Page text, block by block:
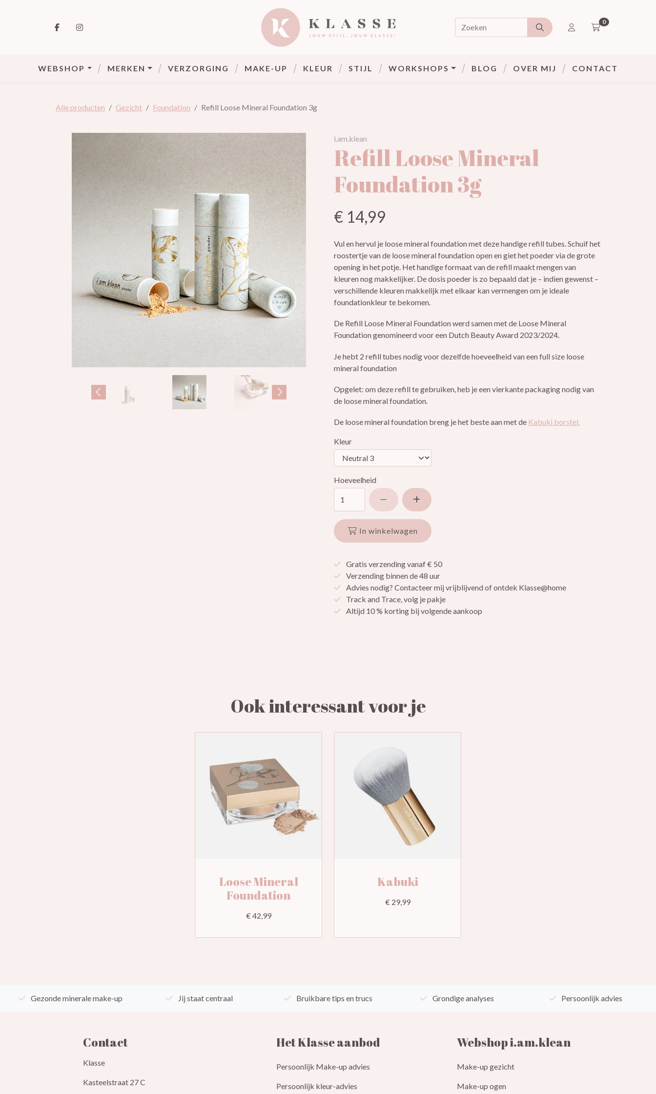
VOLG ONS OP FACEBOOK Doorzoek de webshop
ACCOUNT
0
WEBSHOP MERKEN VERZORGING MAKE-UP KLEUR STIJL WORKSHOPS BLOG OVER MIJ CONTACT
Alle producten Gezicht Foundation Refill Loose Mineral Foundation 3g
i.am.klean
Refill Loose Mineral
Foundation 3g
€ 14,99
Vul en hervul je loose mineral foundation met deze handige refill tubes. Schuif het
roostertje van de loose mineral foundation open en giet het poeder via de grote
opening in het potje. Het handige formaat van de refill maakt mengen van
kleuren nog makkelijker. De dosis poeder is zo bepaald dat je – indien gewenst –
verschillende kleuren makkelijk met elkaar kan vermengen om je ideale
foundationkleur te bekomen.
De Refill Loose Mineral Foundation werd samen met de Loose Mineral
Foundation genomineerd voor een Dutch Beauty Award 2023/2024.
Je hebt 2 refill tubes nodig voor dezelfde hoeveelheid van een full size loose
mineral foundation
Opgelet: om deze refill te gebruiken, heb je een vierkante packaging nodig van
de loose mineral foundation.
De loose mineral foundation breng je het beste aan met de Kabuki borstel.
Kleur
Hoeveelheid
Verlaag hoeveelheidVerhoog hoeveelheid
In winkelwagen
Gratis verzending vanaf € 50
Verzending binnen de 48 uur
Advies nodig? Contacteer mij vrijblijvend of ontdek Klasse@home
Track and Trace, volg je pakje
Altijd 10 % korting bij volgende aankoop
Ook interessant voor je
Loose Mineral
Foundation
€ 42,99
Kabuki
€ 29,99
Gezonde minerale make-up Jij staat centraal Bruikbare tips en trucs Grondige analyses Persoonlijk advies
Contact
Klasse
Kasteelstraat 27 C
Het Klasse aanbod
Persoonlijk Make-up advies
Persoonlijk kleur-advies
Webshop i.am.klean
Make-up gezicht
Make-up ogen